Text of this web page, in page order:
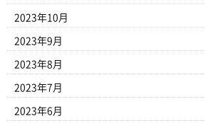
2023年10月
2023年9月
2023年8月
2023年7月
2023年6月